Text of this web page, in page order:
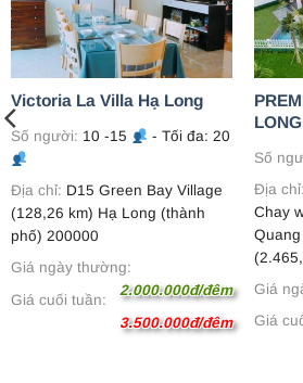
Victoria La Villa Hạ Long
Số người: 10 -15 - Tối đa: 20
Địa chỉ: D15 Green Bay Village
(128,26 km) Hạ Long (thành
phố) 200000
Giá ngày thường:
2.000.000đ/đêm
Giá cuối tuần:
3.500.000đ/đêm
Số
Địa chỉ:
Chay
Giá
Giá